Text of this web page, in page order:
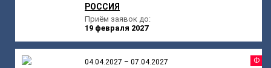
РОССИЯ
Приём заявок до:
19 февраля 2027
04.04.2027 – 07.04.2027